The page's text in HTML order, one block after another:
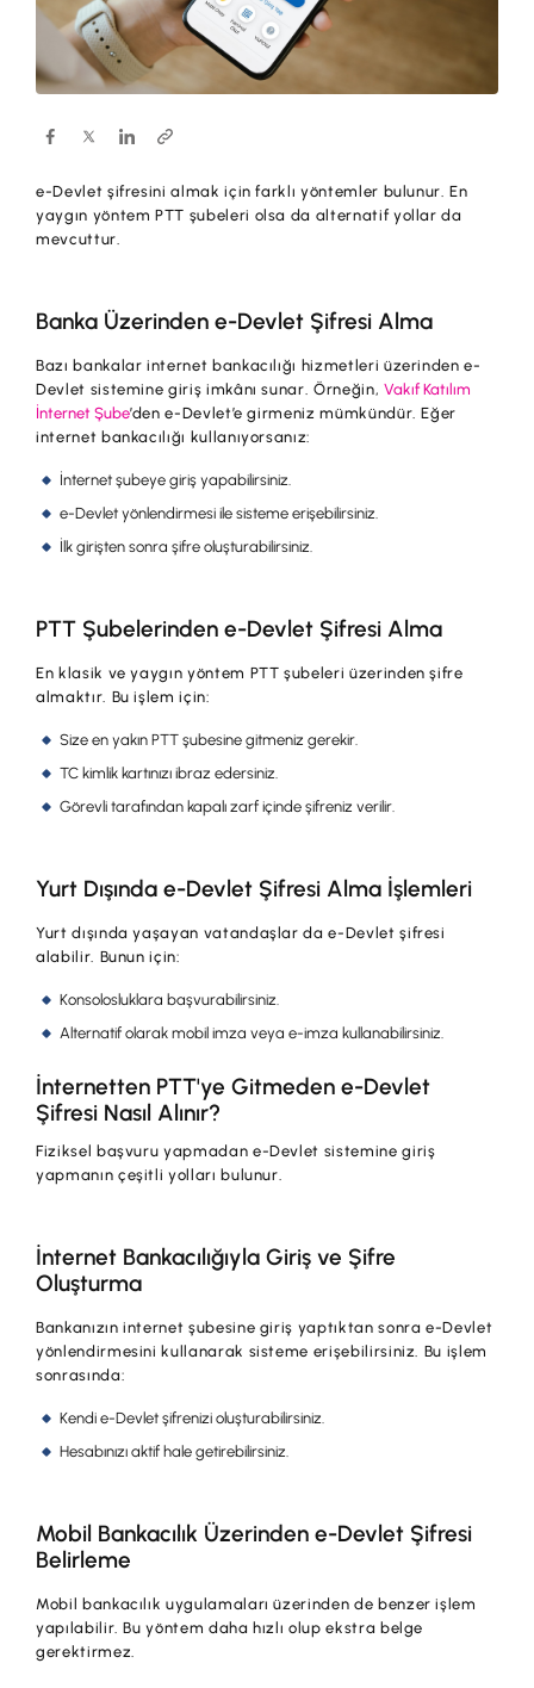
Hesaplar
Yatırım
Sigorta ve Emeklilik
Kampanyalar
Başvuru Yap
ÜRÜN VE HİZMETLERİMİZ
Finansmanlar
Ticari Kartlar
Nakit Yönetimi
Sigorta ve Emeklilik
Sektörel Paketler
İş Birliklerimiz
Başvuru Yap
Ürün ve Hizmet Ücretleri
e-Devlet şifresini almak için farklı yöntemler bulunur. En
yaygın yöntem PTT şubeleri olsa da alternatif yollar da
mevcuttur.
Banka Üzerinden e-Devlet Şifresi Alma
Bazı bankalar internet bankacılığı hizmetleri üzerinden e-
Devlet sistemine giriş imkânı sunar. Örneğin, Vakıf Katılım
İnternet Şube’den e-Devlet’e girmeniz mümkündür. Eğer
internet bankacılığı kullanıyorsanız:
İnternet şubeye giriş yapabilirsiniz.
e-Devlet yönlendirmesi ile sisteme erişebilirsiniz.
İlk girişten sonra şifre oluşturabilirsiniz.
PTT Şubelerinden e-Devlet Şifresi Alma
En klasik ve yaygın yöntem PTT şubeleri üzerinden şifre
almaktır. Bu işlem için:
Size en yakın PTT şubesine gitmeniz gerekir.
TC kimlik kartınızı ibraz edersiniz.
Görevli tarafından kapalı zarf içinde şifreniz verilir.
Yurt Dışında e-Devlet Şifresi Alma İşlemleri
Yurt dışında yaşayan vatandaşlar da e-Devlet şifresi
alabilir. Bunun için:
Konsolosluklara başvurabilirsiniz.
Alternatif olarak mobil imza veya e-imza kullanabilirsiniz.
İnternetten PTT'ye Gitmeden e-Devlet
Şifresi Nasıl Alınır?
Fiziksel başvuru yapmadan e-Devlet sistemine giriş
yapmanın çeşitli yolları bulunur.
İnternet Bankacılığıyla Giriş ve Şifre
Oluşturma
Bankanızın internet şubesine giriş yaptıktan sonra e-Devlet
yönlendirmesini kullanarak sisteme erişebilirsiniz. Bu işlem
sonrasında:
Kendi e-Devlet şifrenizi oluşturabilirsiniz.
Hesabınızı aktif hale getirebilirsiniz.
Mobil Bankacılık Üzerinden e-Devlet Şifresi
Belirleme
Mobil bankacılık uygulamaları üzerinden de benzer işlem
yapılabilir. Bu yöntem daha hızlı olup ekstra belge
gerektirmez.